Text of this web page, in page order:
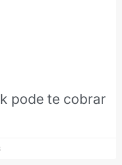
pode te cobrar